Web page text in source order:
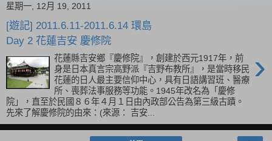
星期一, 12月 19, 2011
[遊記] 2011.6.11-2011.6.14 環島
Day 2 花蓮吉安 慶修院
›
花蓮縣吉安鄉『慶修院』，創建於西元1917年，前
身是日本真言宗高野派『吉野布教所』，是當時移民
花蓮的日人最主要信仰中心，具有日語講習班、醫療
所、喪葬法事服務等功能。1945年改名為「慶修
院」，直至於民國８６年４月１日由內政部公告為第三級古蹟。
先來了解慶修院的由來：(來源： 吉安...